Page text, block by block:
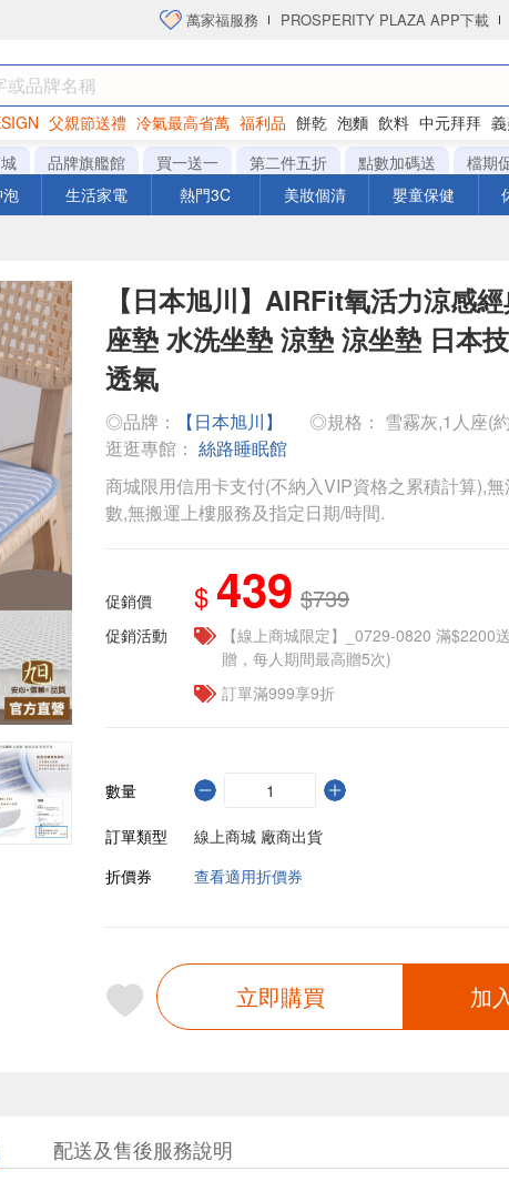
萬家福服務 PROSPERITY PLAZA APP下載
父親節送禮 冷氣最高省萬 福利品 餅乾 泡麵 飲料 中元拜拜
衛生紙
品牌旗艦館 買一送一 第二件五折 點數加碼送
檔期
生活家電 熱門3C 美妝個清 嬰童保健
【日本旭川】AIRFit氧活力涼感
座墊 水洗坐墊 涼墊 涼坐墊 日本
透氣
◎品牌： 【日本旭川】
◎規格： 雪霧灰,1人座(
逛逛專館： 絲路睡眠館
商城限用信用卡支付(不納入VIP資格之累積計算),
數,無搬運上樓服務及指定日期/時間.
促銷價 $ 439 $739
促銷活動
【線上商城限定】_0729-0820 滿$2200
贈，每人期間最高贈5次)
訂單滿999享9折
數量
訂單類型
線上商城 廠商出貨
折價券
查看適用折價券
立即購買 加
配送及售後服務說明